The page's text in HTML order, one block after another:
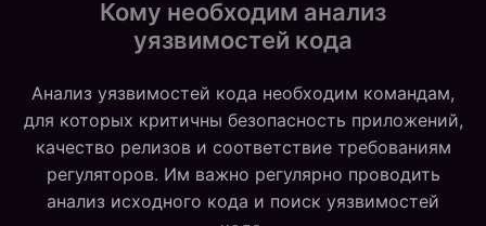
Кому необходим анализ
уязвимостей кода
Анализ уязвимостей кода необходим командам,
для которых критичны безопасность приложений,
качество релизов и соответствие требованиям
регуляторов. Им важно регулярно проводить
анализ исходного кода и поиск уязвимостей